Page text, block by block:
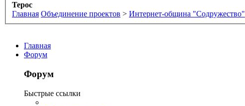
Терос
Главная Объединение проектов > Интернет-община "Содружество"
Главная
Форум
Форум
Быстрые ссылки